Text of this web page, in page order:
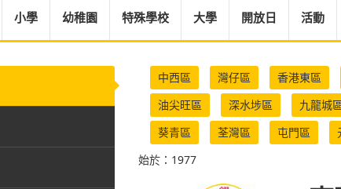
小學 幼稚園 特殊學校 大學 開放日 活動
中西區 灣仔區 香港東區
油尖旺區
深水埗區 九龍城
葵青區
荃灣區 屯門區
始於：1977